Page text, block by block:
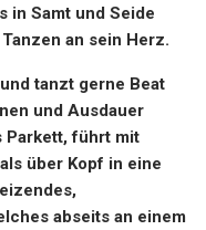
in Samt und Seide
an sein Herz.
tanzt gerne Beat
und Ausdauer
Parkett, führt mit
über Kopf in eine
abseits an einem